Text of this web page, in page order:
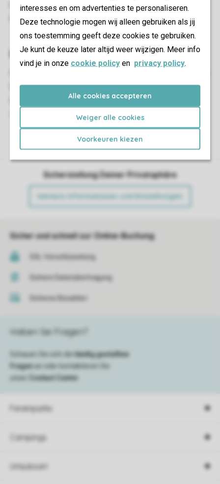
interesses en om advertenties te personaliseren.
Deze technologie mogen wij alleen gebruiken als jij
ons toestemming geeft deze cookies te gebruiken.
Je kunt de keuze later altijd weer wijzigen. Meer info
vind je in onze cookie policy en privacy policy.
Alle cookies accepteren
Weiger alle cookies
Voorkeuren kiezen
Gästeservice gern für dich. Das ist nicht unter Mein
Roompot möglich.
Hast du noch Fragen?
Du hier auch die Antwort auf Deine Frage. Brauchst Du
Hilfe? Kontaktiere in diesem Fall bitte unseren
Sicherstellung Deiner Privatsphäre
Weitere Informationen und Einstellungen
Sicher und schnell zur Online-Buchung
SSL-Verschlüsselung
Sichere Datenübertragung
Sicheres Bezahlen
Ferienparks
Campings
Urlaubsart
Haben Sie Fragen?
Schauen Sie sich die
häufig gestellten
Fragen an oder kontaktieren Sie
unser
Contact Center